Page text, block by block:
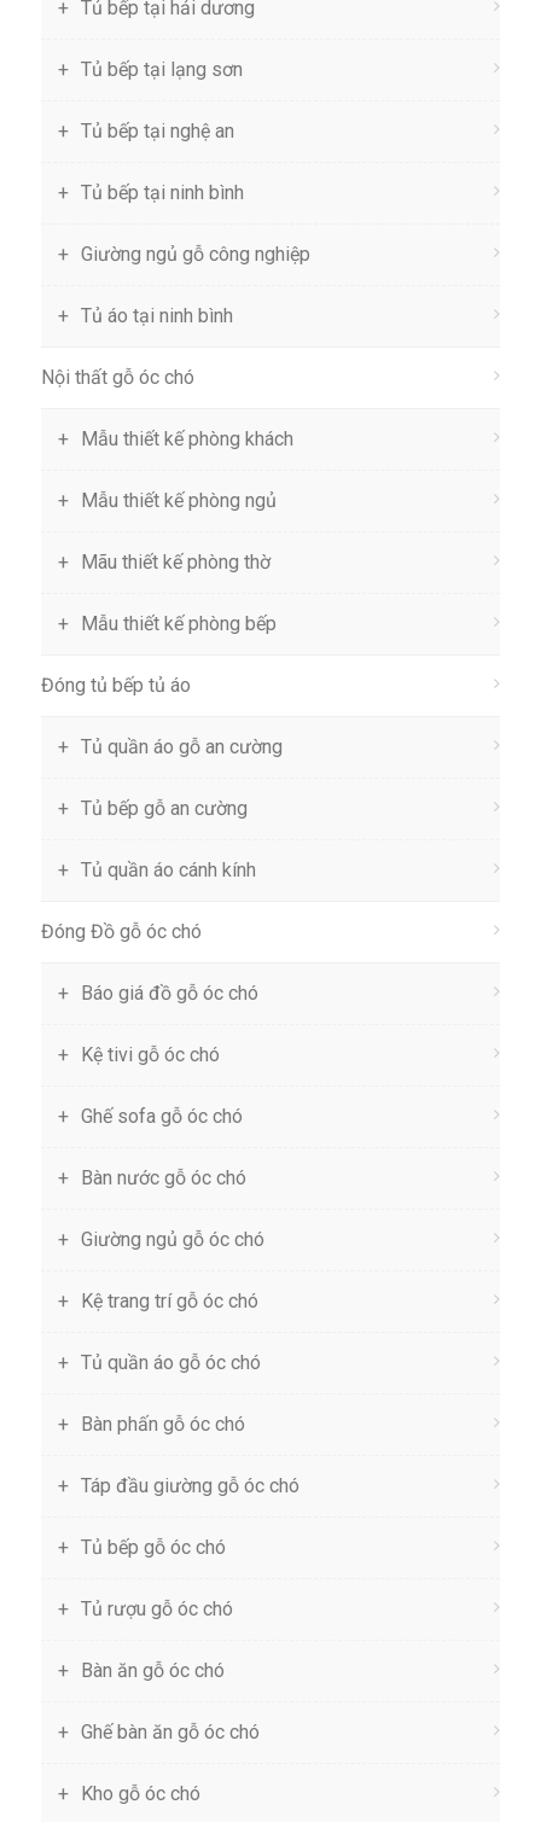
Tủ bếp tại hải dương
Tủ bếp tại lạng sơn
Tủ bếp tại nghệ an
Tủ bếp tại ninh bình
Giường ngủ gỗ công nghiệp
Tủ áo tại ninh bình
Nội thất gỗ óc chó
Mẫu thiết kế phòng khách
Mẫu thiết kế phòng ngủ
Mãu thiết kế phòng thờ
Mẫu thiết kế phòng bếp
Đóng tủ bếp tủ áo
Tủ quần áo gỗ an cường
Tủ bếp gỗ an cường
Tủ quần áo cánh kính
Đóng Đồ gỗ óc chó
Báo giá đồ gỗ óc chó
Kệ tivi gỗ óc chó
Ghế sofa gỗ óc chó
Bàn nước gỗ óc chó
Giường ngủ gỗ óc chó
Kệ trang trí gỗ óc chó
Tủ quần áo gỗ óc chó
Bàn phấn gỗ óc chó
Táp đầu giường gỗ óc chó
Tủ bếp gỗ óc chó
Tủ rượu gỗ óc chó
Bàn ăn gỗ óc chó
Ghế bàn ăn gỗ óc chó
Kho gỗ óc chó